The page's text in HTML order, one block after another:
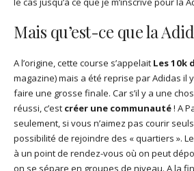
Mais qu’est-ce que la
A l’origine, cette course s’appelait Les 10k
magazine) mais a été reprise par Adidas il
faire une grosse finale. Car s’il y a une
réussi, c’est créer une communauté! A
seulement, si vous n’aimez pas courir
possibilité de rejoindre des « quartiers ».
à un point de rendez-vous où on peut
on se sépare en groupes de niveau. A la